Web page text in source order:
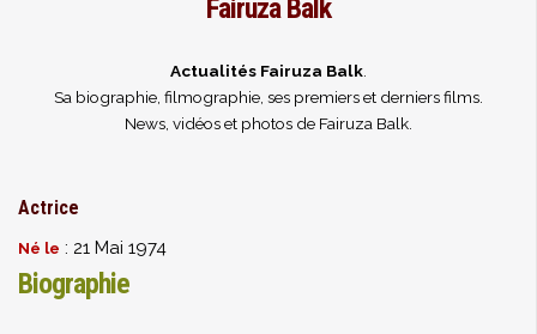
Fairuza Balk
Actualités Fairuza Balk.
Sa biographie, filmographie, ses premiers et derniers films.
News, vidéos et photos de Fairuza Balk.
Actrice
Né le : 21 Mai 1974
Biographie